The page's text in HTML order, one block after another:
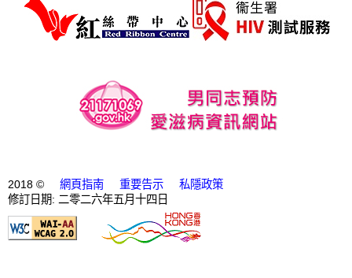
2018 © 網頁指南 重要告示
私隱政策
修訂日期: 二零二六年五月十四日